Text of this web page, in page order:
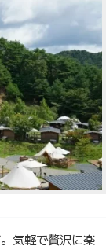
気軽で贅沢に楽